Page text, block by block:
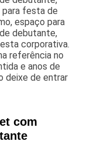
para festa de
espaço para
debutante,
corporativa.
referência no
e anos de
deixe de entrar
com